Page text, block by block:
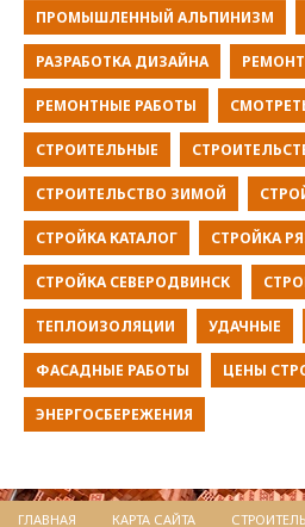
ПРОМЫШЛЕННЫЙ АЛЬПИНИЗМ
РАЗРАБОТКА ДИЗАЙНА РЕМОНТ
РЕМОНТНЫЕ РАБОТЫ
СТРОИТЕЛЬНЫЕ
СТРОИТЕЛЬСТВО ЗИМОЙ
СТРОЙКА КАТАЛОГ СТРОЙКА
СТРОЙКА СЕВЕРОДВИНСК
ТЕПЛОИЗОЛЯЦИИ УДАЧНЫЕ
ФАСАДНЫЕ РАБОТЫ ЦЕНЫ
ЭНЕРГОСБЕРЕЖЕНИЯ
ГЛАВНАЯ КАРТА САЙТА